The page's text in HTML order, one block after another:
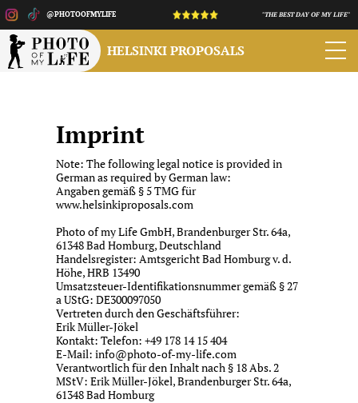
"THE BEST DAY OF MY LIFE"
@PHOTOOFMYLIFE
HELSINKI PROPOSALS
Imprint
Note: The following legal notice is provided in
German as required by German law:
Angaben gemäß § 5 TMG für
www.helsinkiproposals.com
Photo of my Life GmbH, Brandenburger Str. 64a,
61348 Bad Homburg, Deutschland
Handelsregister: Amtsgericht Bad Homburg v. d.
Höhe, HRB 13490
Umsatzsteuer-Identifikationsnummer gemäß § 27
a UStG: DE300097050
Vertreten durch den Geschäftsführer:
Erik Müller-Jökel
Kontakt: Telefon: +49 178 14 15 404
E-Mail: info@photo-of-my-life.com
Verantwortlich für den Inhalt nach § 18 Abs. 2
MStV: Erik Müller-Jökel, Brandenburger Str. 64a,
61348 Bad Homburg